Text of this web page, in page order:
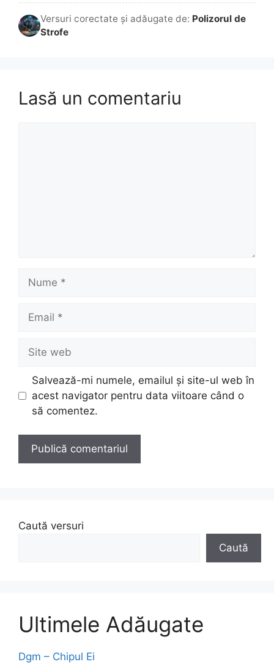
Versuri corectate și adăugate de: Polizorul de
Strofe
Lasă un comentariu
Nume
Email
Site
web
Salvează-mi numele, emailul și site-ul web în
acest navigator pentru data viitoare când o
să comentez.
Caută versuri
Caută
Ultimele Adăugate
Dgm – Chipul Ei